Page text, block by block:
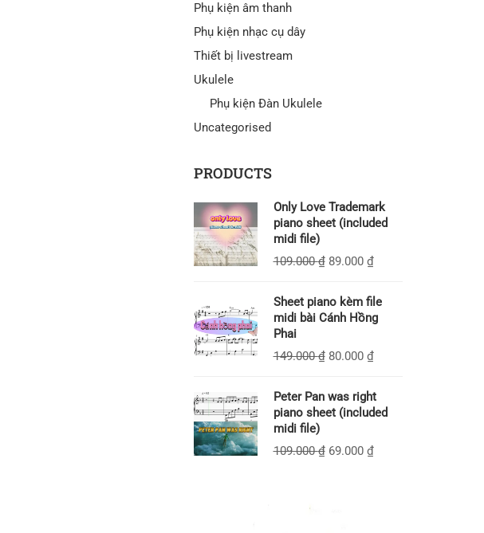
Phụ kiện âm thanh
Phụ kiện nhạc cụ dây
Thiết bị livestream
Ukulele
Phụ kiện Đàn Ukulele
Uncategorised
PRODUCTS
Only Love Trademark
piano sheet (included
midi file)
109.000₫ 89.000 ₫
Sheet piano kèm file
midi bài Cánh Hồng
Phai
149.000₫ 80.000 ₫
Peter Pan was right
piano sheet (included
midi file)
109.000₫ 69.000 ₫